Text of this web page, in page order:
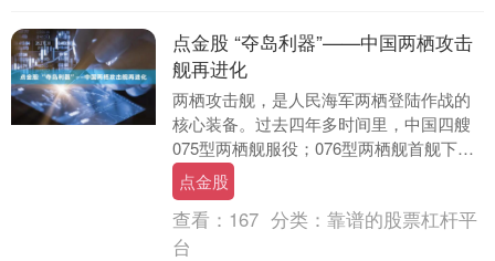
点金股 “夺岛利器”——中国两栖攻击
舰再进化
两栖攻击舰，是人民海军两栖登陆作战的
核心装备。过去四年多时间里，中国四艘
075型两栖舰服役；076型两栖舰首舰下
水，有望成为全球首艘“无人机航母”。
2025年....
点金股
查看： 167 分类： 靠谱的股票杠杆平
台